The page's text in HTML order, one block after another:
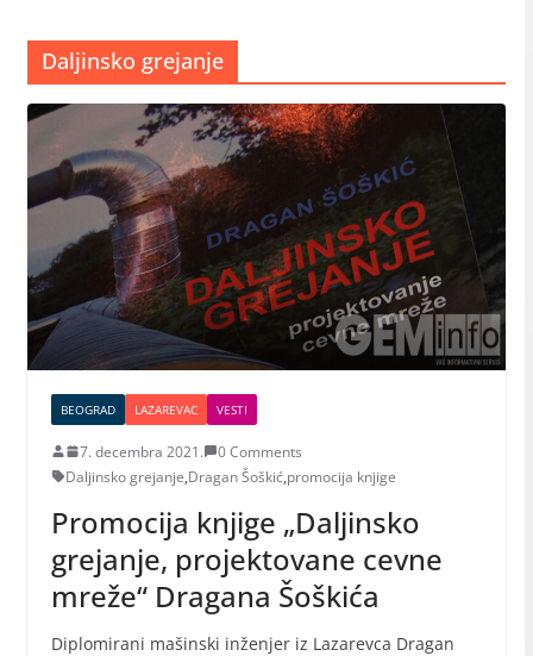
Daljinsko grejanje
BEOGRAD LAZAREVAC VESTI
7. decembra 2021.
0 Comments
Daljinsko grejanje,Dragan Šoškić,promocija knjige
Promocija knjige „Daljinsko
grejanje, projektovane cevne
mreže“ Dragana Šoškića
Diplomirani mašinski inženjer iz Lazarevca Dragan